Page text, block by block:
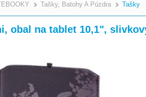
>
Tašky, Batohy A Púzdra Tašky
obal na tablet 10,1",